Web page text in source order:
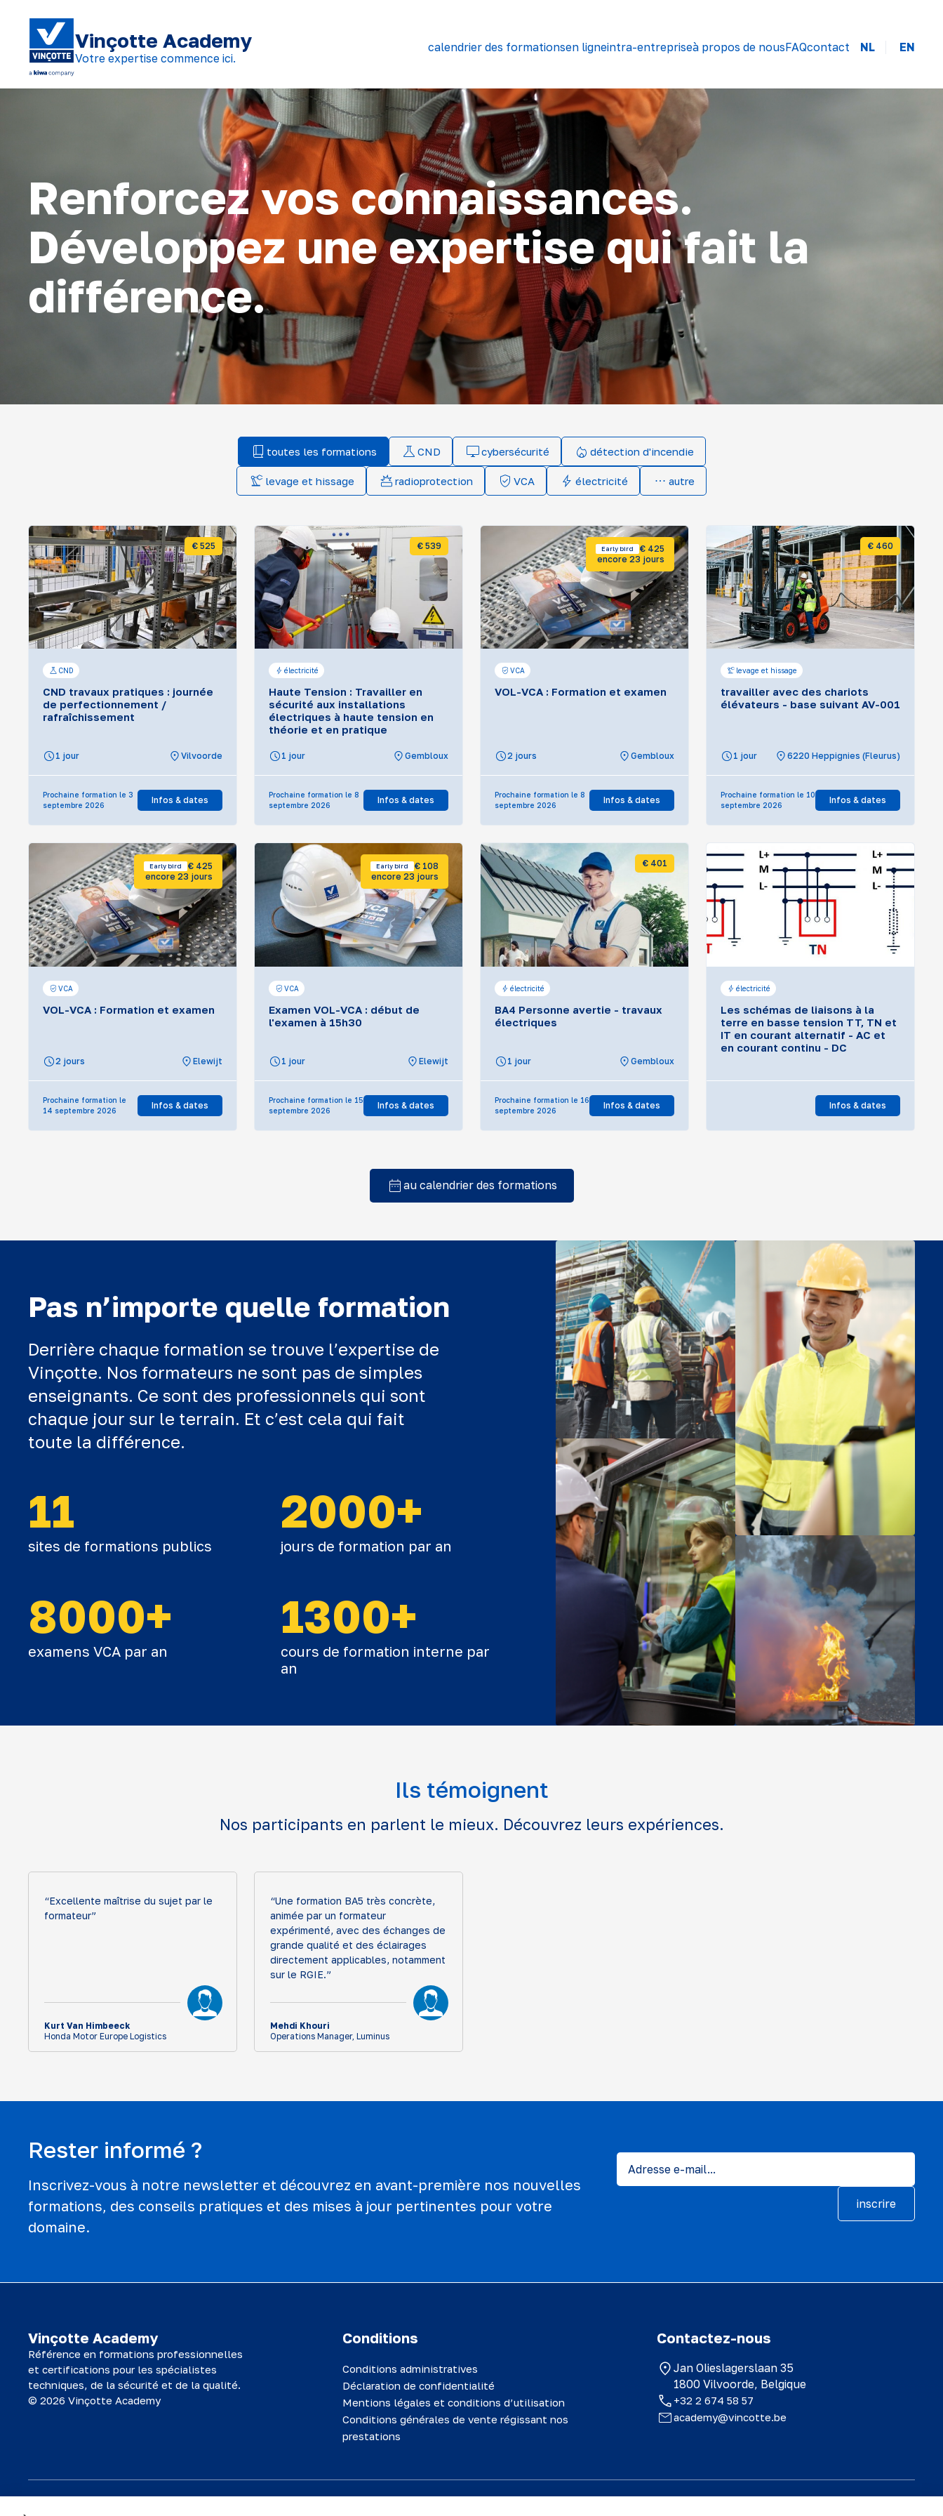
Vinçotte Academy
Votre expertise commence ici.
calendrier des formationsen ligneintra-entrepriseà propos de nousFAQcontact NL EN
Renforcez vos connaissances.
Développez une expertise qui fait la
différence.
toutes les formations CND cybersécurité détection d'incendie
levage et hissage radioprotection VCA électricité autre
€ 525
CND
CND travaux pratiques : journée
de perfectionnement /
rafraîchissement
1 jour Vilvoorde
Prochaine formation le 3
septembre 2026
Infos & dates
€ 539
électricité
Haute Tension : Travailler en
sécurité aux installations
électriques à haute tension en
théorie et en pratique
1 jour Gembloux
Prochaine formation le 8
septembre 2026
Infos & dates
Early bird
€ 425
encore 23 jours
VCA
VOL-VCA : Formation et examen
2 jours Gembloux
Prochaine formation le 8
septembre 2026
Infos & dates
€ 460
levage et hissage
travailler avec des chariots
élévateurs - base suivant AV-001
1 jour 6220 Heppignies (Fleurus)
Prochaine formation le 10
septembre 2026
Infos & dates
Early bird
€ 425
encore 23 jours
VCA
VOL-VCA : Formation et examen
2 jours Elewijt
Prochaine formation le
14 septembre 2026
Infos & dates
Early bird
€ 108
encore 23 jours
VCA
Examen VOL-VCA : début de
l'examen à 15h30
1 jour Elewijt
Prochaine formation le 15
septembre 2026
Infos & dates
€ 401
électricité
BA4 Personne avertie - travaux
électriques
1 jour Gembloux
Prochaine formation le 16
septembre 2026
Infos & dates
électricité
Les schémas de liaisons à la
terre en basse tension TT, TN et
IT en courant alternatif - AC et
en courant continu - DC
Infos & dates
au calendrier des formations
Pas n’importe quelle formation
Derrière chaque formation se trouve l’expertise de
Vinçotte. Nos formateurs ne sont pas de simples
enseignants. Ce sont des professionnels qui sont
chaque jour sur le terrain. Et c’est cela qui fait
toute la différence.
11
sites de formations publics
2000+
jours de formation par an
8000+
examens VCA par an
1300+
cours de formation interne par
an
Ils témoignent
Nos participants en parlent le mieux. Découvrez leurs expériences.
“Excellente maîtrise du sujet par le
formateur”
Kurt Van Himbeeck
Honda Motor Europe Logistics
“Une formation BA5 très concrète,
animée par un formateur
expérimenté, avec des échanges de
grande qualité et des éclairages
directement applicables, notamment
sur le RGIE.”
Mehdi Khouri
Operations Manager, Luminus
Rester informé ?
Inscrivez-vous à notre newsletter et découvrez en avant-première nos nouvelles
formations, des conseils pratiques et des mises à jour pertinentes pour votre
domaine.
inscrire
Vinçotte Academy
Référence en formations professionnelles
et certifications pour les spécialistes
techniques, de la sécurité et de la qualité.
© 2026 Vinçotte Academy
Conditions
Conditions administratives
Déclaration de confidentialité
Mentions légales et conditions d’utilisation
Conditions générales de vente régissant nos
prestations
Contactez-nous
Jan Olieslagerslaan 35
1800 Vilvoorde, Belgique
+32 2 674 58 57
academy@vincotte.be